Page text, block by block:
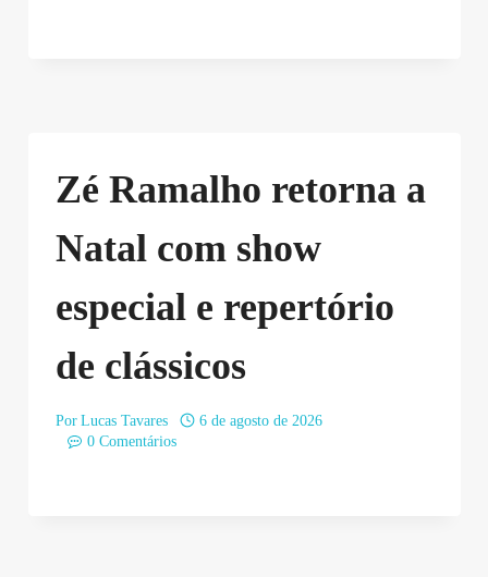
Zé Ramalho retorna a
Natal com show
especial e repertório
de clássicos
Por Lucas Tavares
6 de agosto de 2026
0 Comentários